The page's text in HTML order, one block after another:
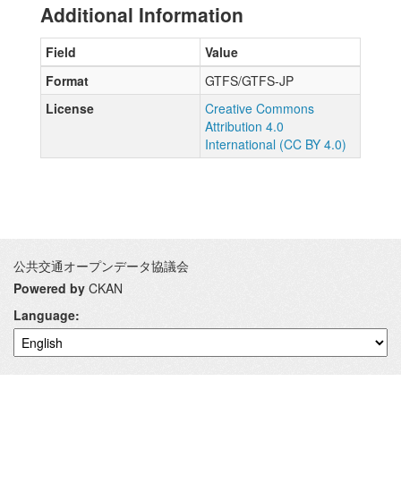
Additional Information
Field
Value
Format
GTFS/GTFS-JP
License
Creative Commons
Attribution 4.0
International (CC BY 4.0)
公共交通オープンデータ協議会
Powered by CKAN
Language